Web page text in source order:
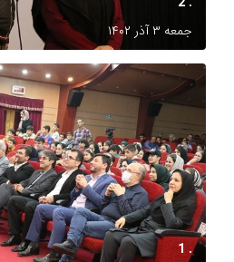
جمعه ۳ آذر ۱۴۰۲
. 1